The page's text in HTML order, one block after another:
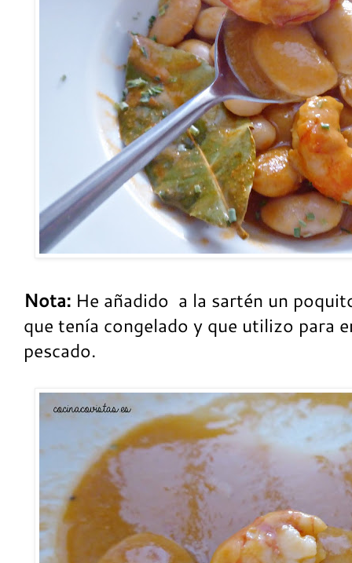
Nota: He añadido a la sartén un
que tenía congelado y que utilizo para
pescado.